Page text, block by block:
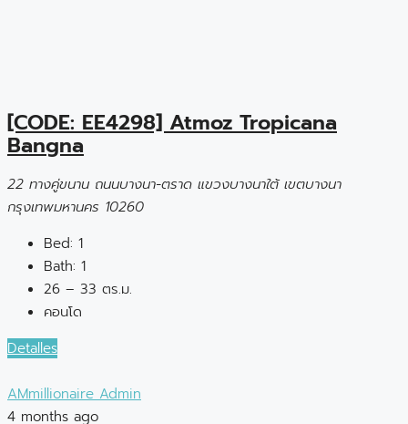
[CODE: EE4298] Atmoz Tropicana
Bangna
22 ทางคู่ขนาน ถนนบางนา-ตราด แขวงบางนาใต้ เขตบางนา
กรุงเทพมหานคร 10260
Bed: 1
Bath: 1
26 – 33 ตร.ม.
คอนโด
Detalles
AMmillionaire Admin
4 months ago